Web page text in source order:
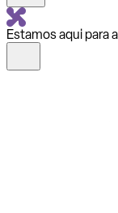
Estamos aqui para